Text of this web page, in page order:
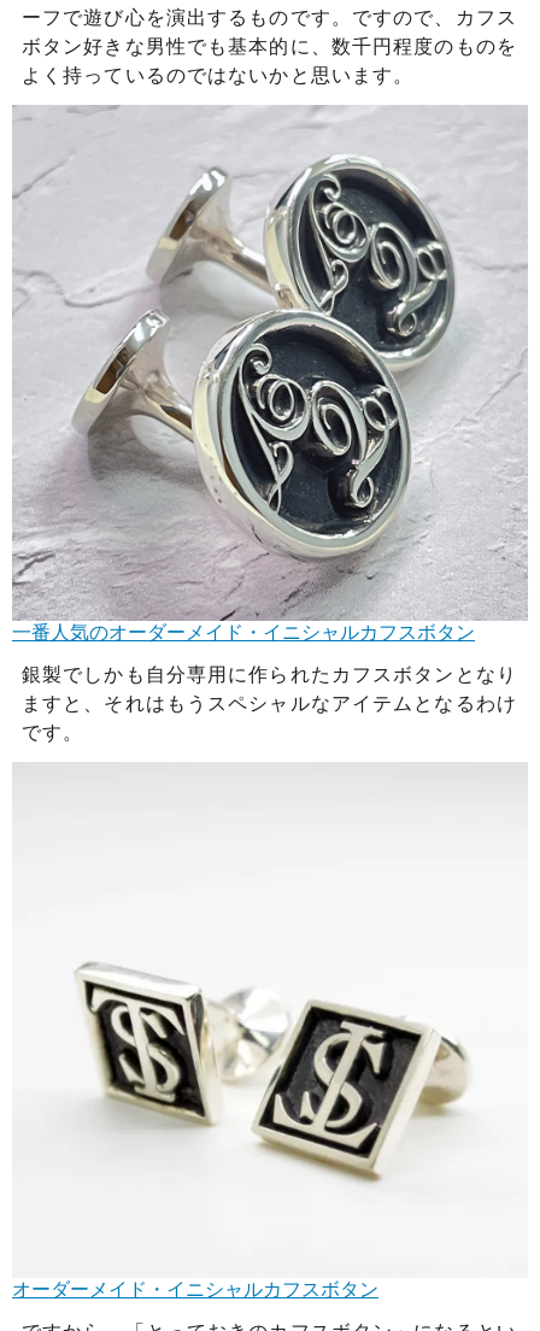
ーフで遊び心を演出するものです。ですので、カフス
ボタン好きな男性でも基本的に、数千円程度のものを
よく持っているのではないかと思います。
一番人気のオーダーメイド・イニシャルカフスボタン
銀製でしかも自分専用に作られたカフスボタンとなり
ますと、それはもうスペシャルなアイテムとなるわけ
です。
オーダーメイド・イニシャルカフスボタン